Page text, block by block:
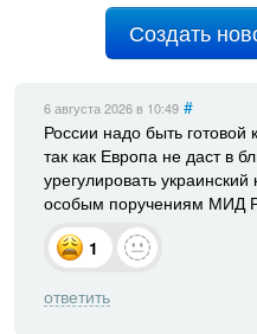
Об
Создать
6 августа 2026 в 10:49 #
России надо быть
так как Европа не даст в
урегулировать
особым поручениям МИД
1
ответить